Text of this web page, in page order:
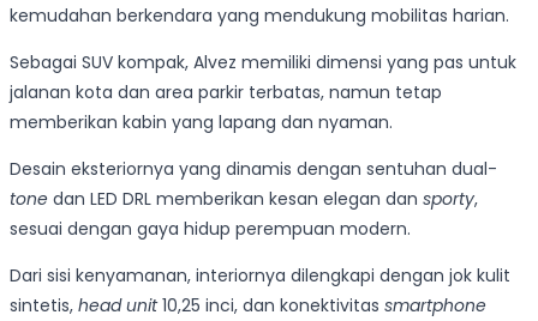
kemudahan berkendara yang mendukung mobilitas harian.
Sebagai SUV kompak, Alvez memiliki dimensi yang pas untuk
jalanan kota dan area parkir terbatas, namun tetap
memberikan kabin yang lapang dan nyaman.
Desain eksteriornya yang dinamis dengan sentuhan dual-
tone dan LED DRL memberikan kesan elegan dan sporty,
sesuai dengan gaya hidup perempuan modern.
Dari sisi kenyamanan, interiornya dilengkapi dengan jok kulit
sintetis, head unit10,25 inci, dan konektivitas smartphone